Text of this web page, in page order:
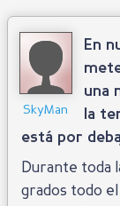
SkyMan
En
una
la
está por
Durante toda
grados todo